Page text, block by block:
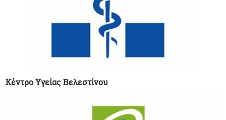
Κέντρο Υγείας Βελεστίνου